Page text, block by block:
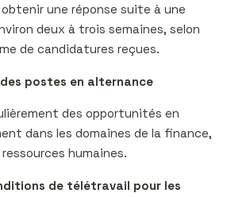
une réponse suite à une
deux à trois semaines, selon
de candidatures reçues.
postes en alternance
des opportunités en
dans les domaines de la finance,
humaines.
de télétravail pour les